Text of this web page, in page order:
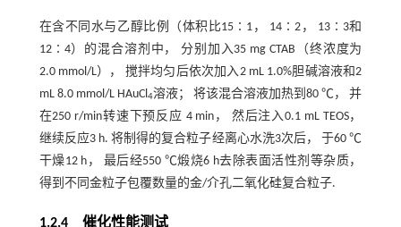
在含不同水与乙醇比例（体积比15∶1， 14∶2， 13∶3和
12∶4）的混合溶剂中， 分别加入35 mg CTAB（终浓度为
2.0 mmol/L）， 搅拌均匀后依次加入2 mL 1.0%胆碱溶液和2
mL 8.0 mmol/L HAuCl 4溶液； 将该混合溶液加热到80 ℃， 并
在250 r/min转速下预反应 4 min， 然后注入0.1 mL TEOS，
继续反应3 h. 将制得的复合粒子经离心水洗3次后， 于60 ℃
干燥12 h， 最后经550 ℃煅烧6 h去除表面活性剂等杂质，
得到不同金粒子包覆数量的金/介孔二氧化硅复合粒子.
1.2.4 催化性能测试